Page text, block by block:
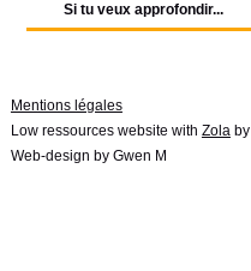
Si tu veux approfondir...
Mentions légales
Low ressources website with Zolaby
Web-design by Gwen M